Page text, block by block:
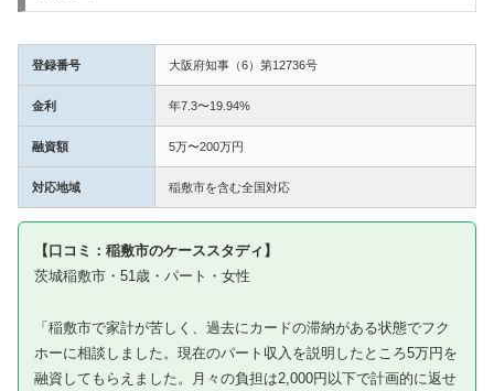
登録番号 大阪府知事（6）第12736号
金利 年7.3〜19.94%
融資額 5万〜200万円
対応地域 稲敷市を含む全国対応
【口コミ：稲敷市のケーススタディ】
茨城稲敷市・51歳・パート・女性
「稲敷市で家計が苦しく、過去にカードの滞納がある状態でフク
ホーに相談しました。現在のパート収入を説明したところ5万円を
融資してもらえました。月々の負担は2,000円以下で計画的に返せ